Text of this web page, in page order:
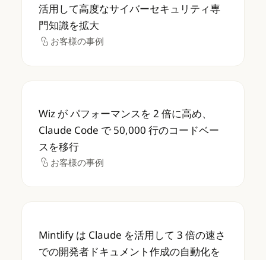
活用して高度なサイバーセキュリティ専
門知識を拡大
お客様の事例
お客様の事例
Wiz が パフォーマンスを 2 倍に高め、
Wiz が パフォーマンスを 2 倍に高め、
Claude Code で 50,000 行のコードベー
スを移行
お客様の事例
お客様の事例
Mintlify は Claude を活用して 3 倍の速さで
Mintlify は Claude を活用して 3 倍の速さ
での開発者ドキュメント作成の自動化を